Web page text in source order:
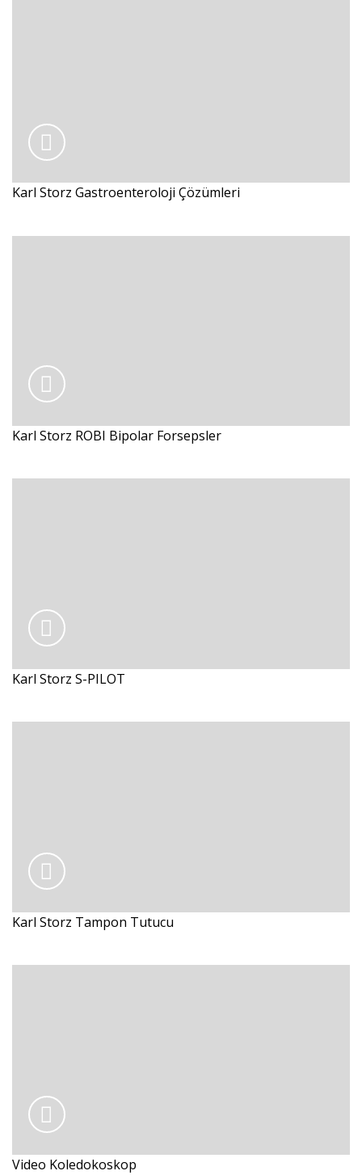
Karl Storz Gastroenteroloji Çözümleri
Karl Storz ROBI Bipolar Forsepsler
Karl Storz S-PILOT
Karl Storz Tampon Tutucu
Video Koledokoskop